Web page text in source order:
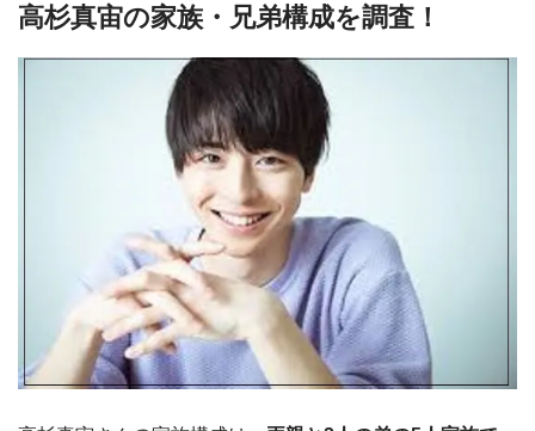
高杉真宙の家族・兄弟構成を調査！